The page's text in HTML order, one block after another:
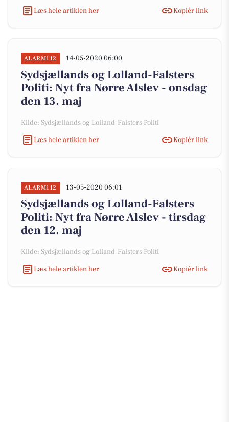
Læs hele artiklen her
Kopiér link
ALARM112 14-05-2020 06:00
Sydsjællands og Lolland-Falsters
Politi: Nyt fra Nørre Alslev - onsdag
den 13. maj
Kilde: Sydsjællands og Lolland-Falsters Politi
Læs hele artiklen her
Kopiér link
ALARM112 13-05-2020 06:01
Sydsjællands og Lolland-Falsters
Politi: Nyt fra Nørre Alslev - tirsdag
den 12. maj
Kilde: Sydsjællands og Lolland-Falsters Politi
Læs hele artiklen her
Kopiér link